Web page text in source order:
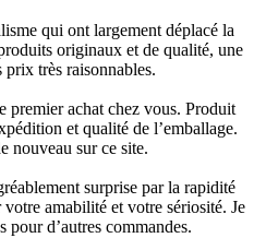
qui ont largement déplacé la
originaux et de qualité, une
prix très raisonnables.
premier achat chez vous. Produit
et qualité de l’emballage.
nouveau sur ce site.
surprise par la rapidité
amabilité et votre sériosité. Je
pour d’autres commandes.